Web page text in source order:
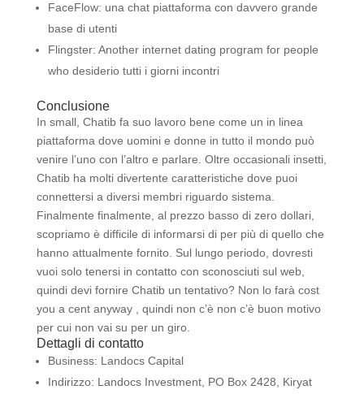
FaceFlow: una chat piattaforma con davvero grande
base di utenti
Flingster: Another internet dating program for people
who desiderio tutti i giorni incontri
Conclusione
In small, Chatib fa suo lavoro bene come un in linea
piattaforma dove uomini e donne in tutto il mondo può
venire l’uno con l’altro e parlare. Oltre occasionali insetti,
Chatib ha molti divertente caratteristiche dove puoi
connettersi a diversi membri riguardo sistema.
Finalmente finalmente, al prezzo basso di zero dollari,
scopriamo è difficile di informarsi di per più di quello che
hanno attualmente fornito. Sul lungo periodo, dovresti
vuoi solo tenersi in contatto con sconosciuti sul web,
quindi devi fornire Chatib un tentativo? Non lo farà cost
you a cent anyway , quindi non c’è non c’è buon motivo
per cui non vai su per un giro.
Dettagli di contatto
Business: Landocs Capital
Indirizzo: Landocs Investment, PO Box 2428, Kiryat